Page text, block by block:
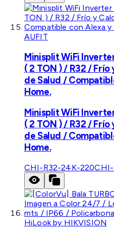
AUFIT
Minisplit WiFi
( 2 TON ) / R32 /
de Salud /
Home.
Minisplit WiFi
( 2 TON ) / R32 /
de Salud /
Home.
CHI-R32-24K-220
HiLook by HIKVISION